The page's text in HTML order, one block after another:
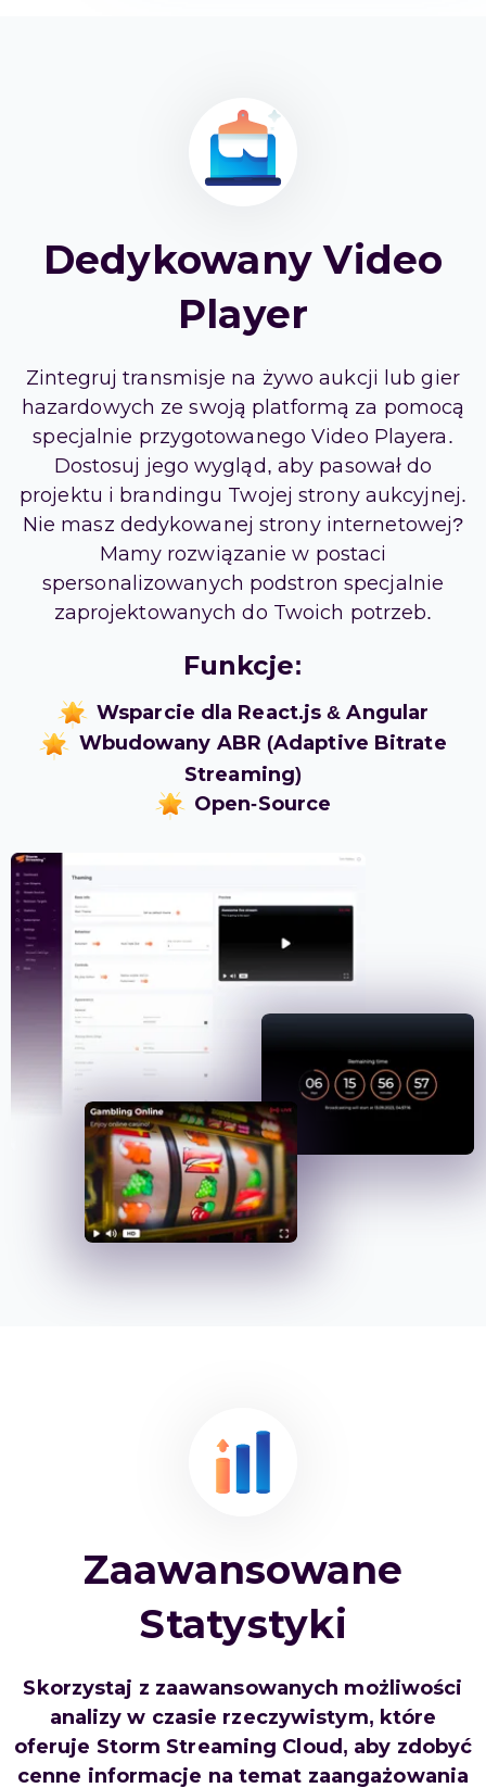
Dedykowany Video
Player
Zintegruj transmisje na żywo aukcji lub gier
hazardowych ze swoją platformą za pomocą
specjalnie przygotowanego Video Playera.
Dostosuj jego wygląd, aby pasował do
projektu i brandingu Twojej strony aukcyjnej.
Nie masz dedykowanej strony internetowej?
Mamy rozwiązanie w postaci
spersonalizowanych podstron specjalnie
zaprojektowanych do Twoich potrzeb.
Funkcje:
Wsparcie dla React.js & Angular
Wbudowany ABR (Adaptive Bitrate
Streaming)
Open-Source
Zaawansowane
Statystyki
Skorzystaj z zaawansowanych możliwości
analizy w czasie rzeczywistym, które
oferuje Storm Streaming Cloud, aby zdobyć
cenne informacje na temat zaangażowania